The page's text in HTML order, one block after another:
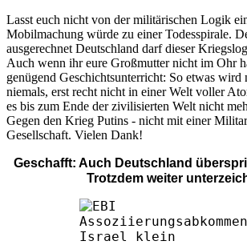
Lasst euch nicht von der militärischen Logik
Mobilmachung würde zu einer Todesspirale.
ausgerechnet Deutschland darf dieser
Auch wenn ihr eure Großmutter nicht im Ohr
genügend Geschichtsunterricht: So etwas
niemals, erst recht nicht in einer Welt voller
es bis zum Ende der zivilisierten Welt nicht
Gegen den Krieg Putins - nicht mit einer
Gesellschaft. Vielen Dank!
Geschafft: Auch Deutschland
Trotzdem weiter